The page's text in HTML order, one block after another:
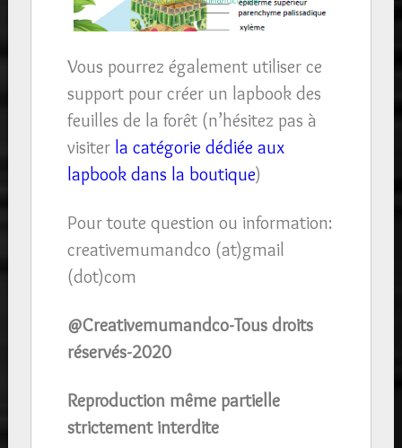
Vous pourrez également utiliser ce
support pour créer un lapbook des
feuilles de la forêt (n’hésitez pas à
visiter la catégorie dédiée aux
lapbook dans la boutique)
Pour toute question ou information:
creativemumandco (at)gmail
(dot)com
@Creativemumandco-Tous droits
réservés-2020
Reproduction même partielle
strictement interdite